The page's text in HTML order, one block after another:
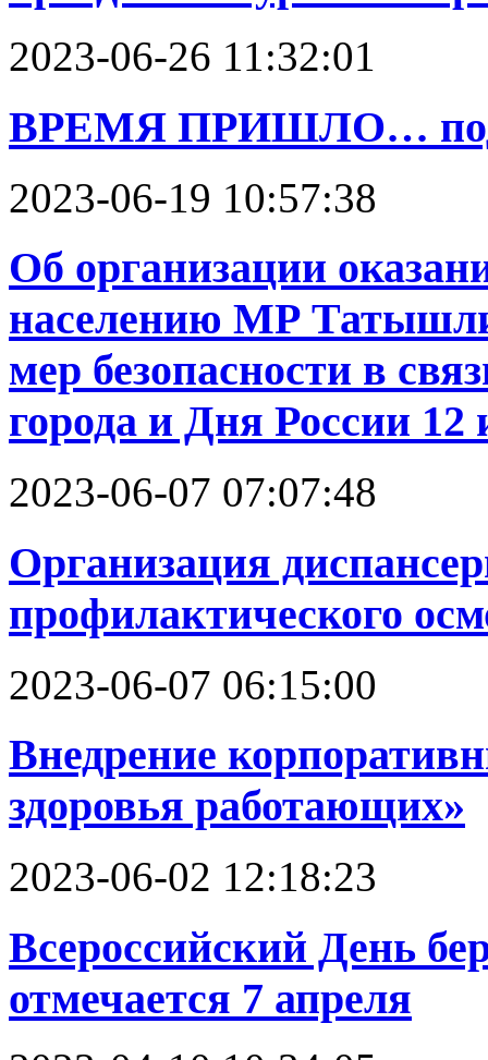
2023-06-26 11:32:01
ВРЕМЯ ПРИШЛО…
2023-06-19 10:57:38
Об организации
населению МР
мер безопасности в
города и Дня России 12
2023-06-07 07:07:48
Организация
профилактического
2023-06-07 06:15:00
Внедрение
здоровья работающих»
2023-06-02 12:18:23
Всероссийский День
отмечается 7 апреля